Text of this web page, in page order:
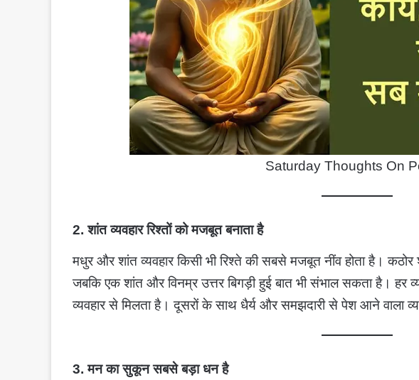
Saturday Thoughts On
2. शांत व्यवहार रिश्तों को मजबूत बनाता है
मधुर और शांत व्यवहार किसी भी रिश्ते की सबसे मजबूत नींव होता है।
जबकि एक शांत और विनम्र उत्तर बिगड़ी हुई बात भी संभाल सकता है। हर
व्यवहार से मिलता है। दूसरों के साथ धैर्य और समझदारी से पेश आने वाला
3. मन का सुकून सबसे बड़ा धन है